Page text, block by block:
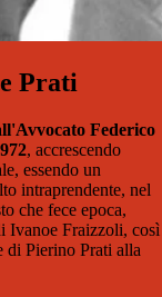
Prati
Federico
, accrescendo
essendo un
intraprendente, nel
che fece epoca,
Ivanoe Fraizzoli, così
di Pierino Prati alla